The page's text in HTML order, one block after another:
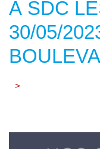
À SDC
30/05/
>